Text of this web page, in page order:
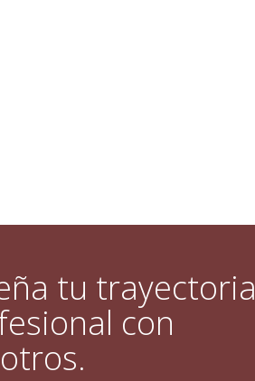
tu trayectoria
con